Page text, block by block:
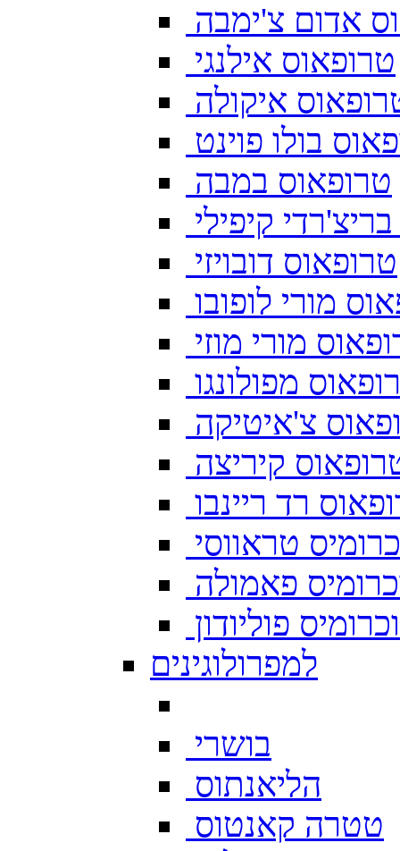
אדום צ'ימבה
טרופאוס אילנגי
איקולה
בולו פוינט
טרופאוס במבה
קיפילי
טרופאוס דובויזי
מורי לופובו
מורי מוזי
מפולונגו
צ'איטיקה
קיריצה
רד ריינבו
טראווסי
פאמולה
פוליודון
למפרולוגינים
בושרי
הליאנתוס
טטרה קאנטוס